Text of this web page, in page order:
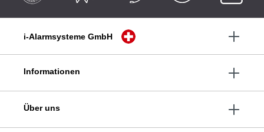
i-Alarmsysteme GmbH
Informationen
Über uns